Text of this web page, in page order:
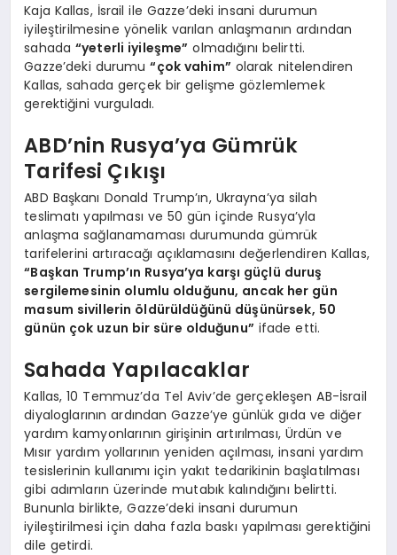
Kaja Kallas, İsrail ile Gazze’deki insani durumun
iyileştirilmesine yönelik varılan anlaşmanın ardından
sahada“yeterli iyileşme” olmadığını belirtti.
Gazze’deki durumu“çok vahim” olarak nitelendiren
Kallas, sahada gerçek bir gelişme gözlemlemek
gerektiğini vurguladı.
ABD’nin Rusya’ya Gümrük
Tarifesi Çıkışı
ABD Başkanı Donald Trump’ın, Ukrayna’ya silah
teslimatı yapılması ve 50 gün içinde Rusya’yla
anlaşma sağlanamaması durumunda gümrük
tarifelerini artıracağı açıklamasını değerlendiren Kallas,
“Başkan Trump’ın Rusya’ya karşı güçlü duruş
sergilemesinin olumlu olduğunu, ancak her gün
masum sivillerin öldürüldüğünü düşünürsek, 50
günün çok uzun bir süre olduğunu” ifade etti.
Sahada Yapılacaklar
Kallas, 10 Temmuz’da Tel Aviv’de gerçekleşen AB-İsrail
diyaloglarının ardından Gazze’ye günlük gıda ve diğer
yardım kamyonlarının girişinin artırılması, Ürdün ve
Mısır yardım yollarının yeniden açılması, insani yardım
tesislerinin kullanımı için yakıt tedarikinin başlatılması
gibi adımların üzerinde mutabık kalındığını belirtti.
Bununla birlikte, Gazze’deki insani durumun
iyileştirilmesi için daha fazla baskı yapılması gerektiğini
dile getirdi.